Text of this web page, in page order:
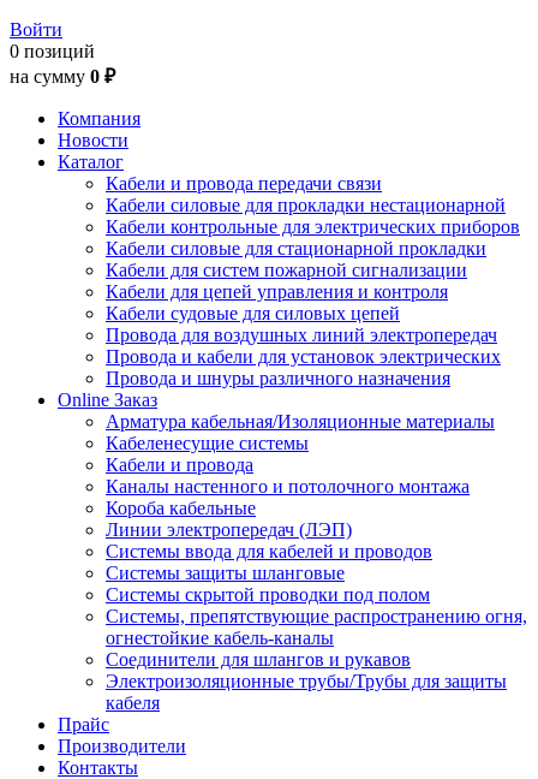
Войти
0 позиций
на сумму 0 ₽
Компания
Новости
Каталог
Кабели и провода передачи связи
Кабели силовые для прокладки нестационарной
Кабели контрольные для электрических приборов
Кабели силовые для стационарной прокладки
Кабели для систем пожарной сигнализации
Кабели для цепей управления и контроля
Кабели судовые для силовых цепей
Провода для воздушных линий электропередач
Провода и кабели для установок электрических
Провода и шнуры различного назначения
Online Заказ
Арматура кабельная/Изоляционные материалы
Кабеленесущие системы
Кабели и провода
Каналы настенного и потолочного монтажа
Короба кабельные
Линии электропередач (ЛЭП)
Системы ввода для кабелей и проводов
Системы защиты шланговые
Системы скрытой проводки под полом
Системы, препятствующие распространению огня,
огнестойкие кабель-каналы
Соединители для шлангов и рукавов
Электроизоляционные трубы/Трубы для защиты
кабеля
Прайс
Производители
Контакты